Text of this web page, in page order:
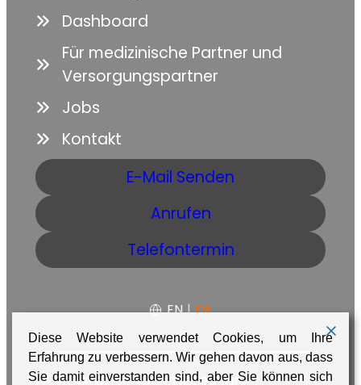
Dashboard
Für medizinische Partner und
Versorgungspartner
Jobs
Kontakt
E-Mail Senden
Anrufen
Telefontermin
EN | DE
AGBDatenschutzImpressum
Diese Website verwendet Cookies, um Ihre
Erfahrung zu verbessern. Wir gehen davon aus, dass
Sie damit einverstanden sind, aber Sie können sich